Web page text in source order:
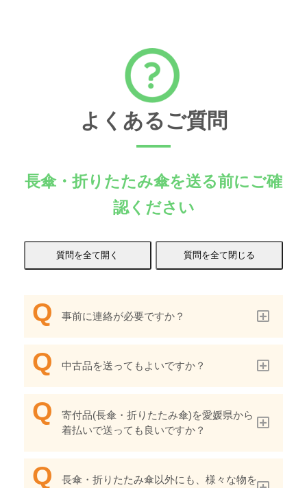
よくあるご質問
長傘・折りたたみ傘を送る前にご確
認ください
事前に連絡が必要ですか？
中古品を送ってもよいですか？
寄付品(長傘・折りたたみ傘)を愛媛県から
着払いで送っても良いですか？
長傘・折りたたみ傘以外にも、様々な物を